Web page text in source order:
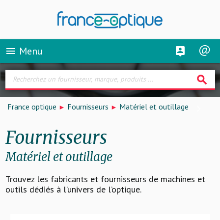
menu Menu
search
France optique Fournisseurs Matériel et outillage
Fournisseurs
Matériel et outillage
Trouvez les fabricants et fournisseurs de machines et
outils dédiés à l’univers de l’optique.